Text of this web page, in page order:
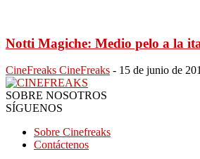
Notti Magiche: Medio pelo a la
CineFreaks CineFreaks - 15 de junio de
SOBRE NOSOTROS
SÍGUENOS
Sobre Cinefreaks
Contáctenos